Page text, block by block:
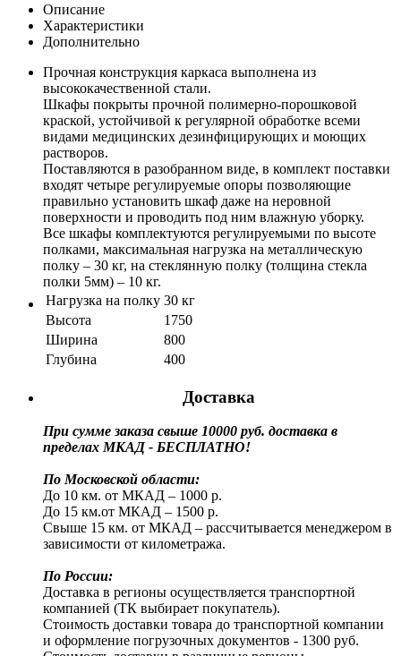
Описание
Характеристики
Дополнительно
Прочная конструкция каркаса выполнена из
высококачественной стали.
Шкафы покрыты прочной полимерно-порошковой
краской, устойчивой к регулярной обработке всеми
видами медицинских дезинфицирующих и моющих
растворов.
Поставляются в разобранном виде, в комплект поставки
входят четыре регулируемые опоры позволяющие
правильно установить шкаф даже на неровной
поверхности и проводить под ним влажную уборку.
Все шкафы комплектуются регулируемыми по высоте
полками, максимальная нагрузка на металлическую
полку – 30 кг, на стеклянную полку (толщина стекла
полки 5мм) – 10 кг.
Нагрузка на полку 30 кг
Высота
1750
Ширина
800
Глубина
400
Доставка
При сумме заказа свыше 10000 руб. доставка в
пределах МКАД - БЕСПЛАТНО!
По Московской области:
До 10 км. от МКАД – 1000 р.
До 15 км.от МКАД – 1500 р.
Свыше 15 км. от МКАД – рассчитывается менеджером в
зависимости от километража.
По России:
Доставка в регионы осуществляется транспортной
компанией (ТК выбирает покупатель).
Стоимость доставки товара до транспортной компании
и оформление погрузочных документов - 1300 руб.